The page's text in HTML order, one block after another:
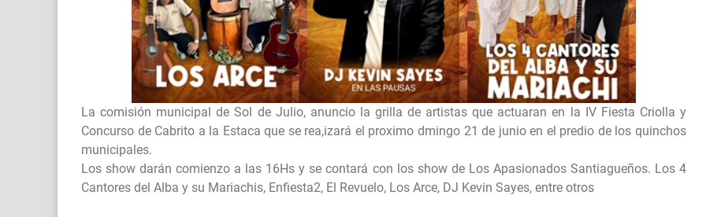
La comisión municipal de Sol de Julio, anuncio la grilla de artistas que actuaran en la IV Fiesta Criolla y
Concurso de Cabrito a la Estaca que se rea,izará el proximo dmingo 21 de junio en el predio de los quinchos
municipales.
Los show darán comienzo a las 16Hs y se contará con los show de Los Apasionados Santiagueños. Los 4
Cantores del Alba y su Mariachis, Enfiesta2, El Revuelo, Los Arce, DJ Kevin Sayes, entre otros